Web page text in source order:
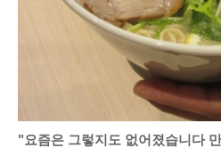
"요즘은 그렇지도 없어졌습니다